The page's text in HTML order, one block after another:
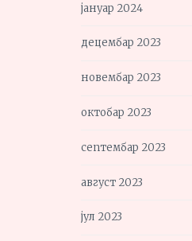
јануар 2024
децембар 2023
новембар 2023
октобар 2023
септембар 2023
август 2023
јул 2023